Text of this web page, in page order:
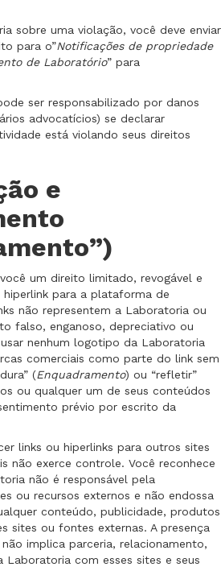
sobre uma violação, você deve enviar
para o”Notificações de propriedade
de Laboratório” para
ser responsabilizado por danos
advocatícios) se declarar
está violando seus direitos
e
um direito limitado, revogável e
para a plataforma de
não representem a Laboratoria ou
falso, enganoso, depreciativo ou
nenhum logotipo da Laboratoria
comerciais como parte do link sem
(Enquadramento) ou “refletir”
ou qualquer um de seus conteúdos
prévio por escrito da
links ou hiperlinks para outros sites
não exerce controle. Você reconhece
não é responsável pela
ou recursos externos e não endossa
conteúdo, publicidade, produtos
sites ou fontes externas. A presença
implica parceria, relacionamento,
Laboratoria com esses sites e seus